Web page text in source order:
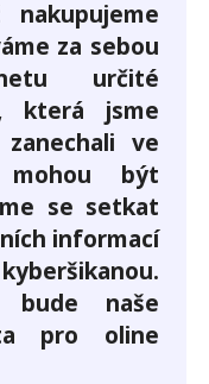
za sebou
určité
která jsme
ve
mohou být
se setkat
informací
bude naše
pro oline